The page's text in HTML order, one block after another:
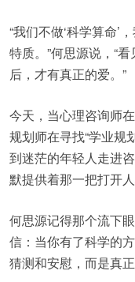
“我们不做‘科学算命’
特质。”何思源说，“
后，才有真正的爱。”
今天，当心理咨询师
规划师在寻找“学业规
到迷茫的年轻人走进
默提供着那一把打开人
何思源记得那个流下
信：当你有了科学的
猜测和安慰，而是真正